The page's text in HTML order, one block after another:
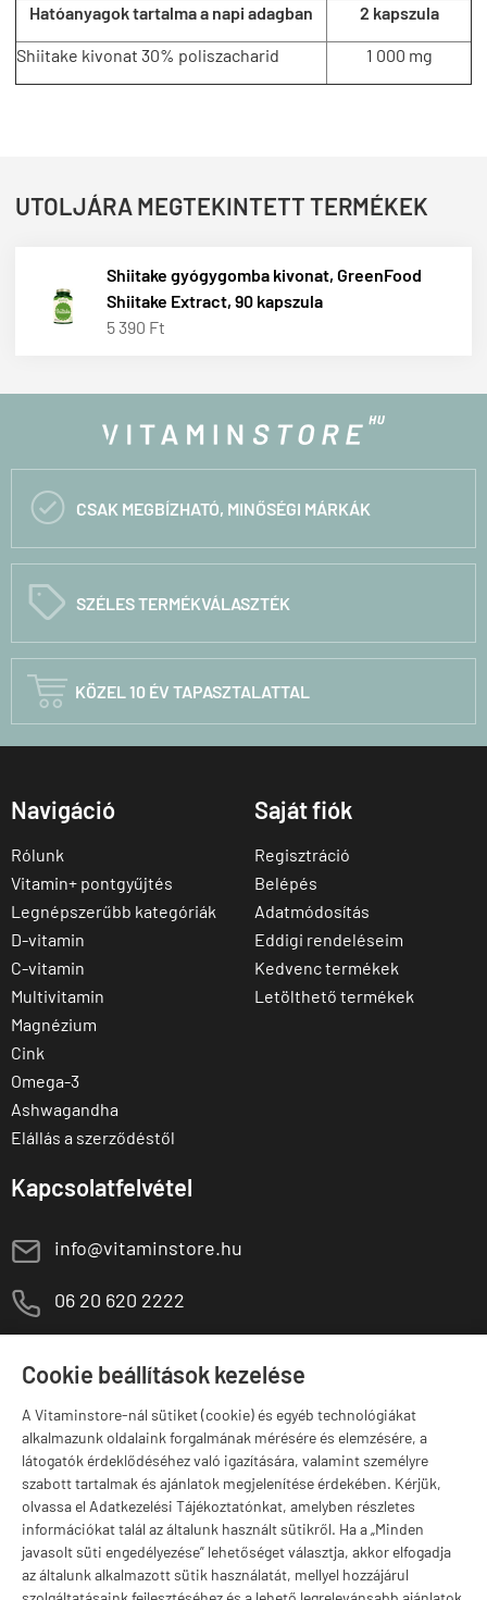
Cookie beállítások kezelése
A Vitaminstore-nál sütiket (cookie) és egyéb technológiákat
alkalmazunk oldalaink forgalmának mérésére és elemzésére, a
látogatók érdeklődéséhez való igazítására, valamint személyre
szabott tartalmak és ajánlatok megjelenítése érdekében. Kérjük,
olvassa el Adatkezelési Tájékoztatónkat, amelyben részletes
információkat talál az általunk használt sütikről. Ha a „Minden
javasolt süti engedélyezése” lehetőséget választja, akkor elfogadja
az általunk alkalmazott sütik használatát, mellyel hozzájárul
Hatóanyagok tartalma a napi adagban 2 kapszula
Shiitake kivonat 30% poliszacharid 1 000 mg
UTOLJÁRA MEGTEKINTETT TERMÉKEK
Shiitake gyógygomba kivonat, GreenFood
Shiitake Extract, 90 kapszula
5 390 Ft
 CSAK MEGBÍZHATÓ, MINŐSÉGI MÁRKÁK
C SZÉLES TERMÉKVÁLASZTÉK
 KÖZEL 10 ÉV TAPASZTALATTAL
Navigáció
Rólunk
Vitamin+ pontgyűjtés
Legnépszerűbb kategóriák
D-vitamin
C-vitamin
Multivitamin
Magnézium
Cink
Omega-3
Ashwagandha
Elállás a szerződéstől
Saját fiók
Regisztráció
Belépés
Adatmódosítás
Eddigi rendeléseim
Kedvenc termékek
Letölthető termékek
Kapcsolatfelvétel
E info@vitaminstore.hu
M 06 20 620 2222
Szugló u. 83-85.
Márkák
Valuta választás